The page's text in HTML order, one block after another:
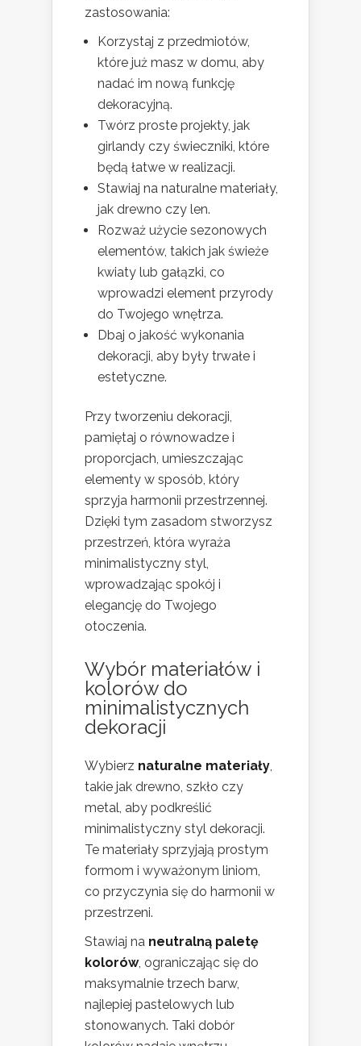
zastosowania:
Korzystaj z przedmiotów,
które już masz w domu, aby
nadać im nową funkcję
dekoracyjną.
Twórz proste projekty, jak
girlandy czy świeczniki, które
będą łatwe w realizacji.
Stawiaj na naturalne materiały,
jak drewno czy len.
Rozważ użycie sezonowych
elementów, takich jak świeże
kwiaty lub gałązki, co
wprowadzi element przyrody
do Twojego wnętrza.
Dbaj o jakość wykonania
dekoracji, aby były trwałe i
estetyczne.
Przy tworzeniu dekoracji,
pamiętaj o równowadze i
proporcjach, umieszczając
elementy w sposób, który
sprzyja harmonii przestrzennej.
Dzięki tym zasadom stworzysz
przestrzeń, która wyraża
minimalistyczny styl,
wprowadzając spokój i
elegancję do Twojego
otoczenia.
Wybór materiałów i
kolorów do
minimalistycznych
dekoracji
Wybierz naturalne materiały,
takie jak drewno, szkło czy
metal, aby podkreślić
minimalistyczny styl dekoracji.
Te materiały sprzyjają prostym
formom i wyważonym liniom,
co przyczynia się do harmonii w
przestrzeni.
Stawiaj na neutralną paletę
kolorów, ograniczając się do
maksymalnie trzech barw,
najlepiej pastelowych lub
stonowanych. Taki dobór